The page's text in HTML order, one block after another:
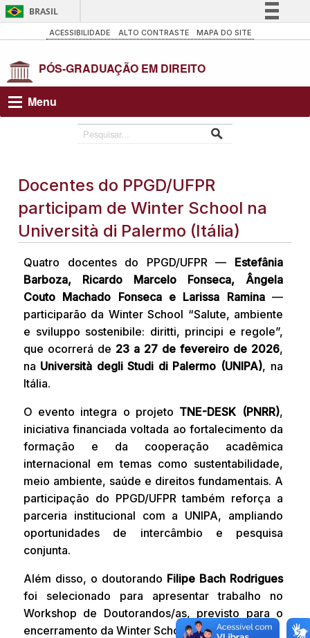
BRASIL
Simplifique!
Participe
Legislação
Canais
ACESSIBILIDADE ALTO CONTRASTE MAPA DO SITE
Menu
Docentes do PPGD/UFPR
participam de Winter School na
Università di Palermo (Itália)
Quatro docentes do PPGD/UFPR — Estefânia
Barboza, Ricardo Marcelo Fonseca, Ângela
Couto Machado Fonseca e Larissa Ramina —
participarão da Winter School “Salute, ambiente
e sviluppo sostenibile: diritti, principi e regole”,
que ocorrerá de 23 a 27 de fevereiro de 2026,
na Università degli Studi di Palermo (UNIPA), na
Itália.
O evento integra o projeto TNE-DESK (PNRR),
iniciativa financiada voltada ao fortalecimento da
formação e da cooperação acadêmica
internacional em temas como sustentabilidade,
meio ambiente, saúde e direitos fundamentais. A
participação do PPGD/UFPR também reforça a
parceria institucional com a UNIPA, ampliando
oportunidades de intercâmbio e pesquisa
conjunta.
Além disso, o doutorando Filipe Bach Rodrigues
foi selecionado para apresentar trabalho no
Workshop de Doutorandos/as, previsto para o
encerramento da Winter School.